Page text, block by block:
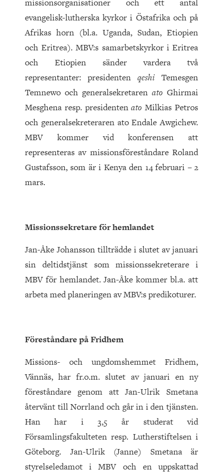
missionsorganisationer och ett antal
evangelisk-lutherska kyrkor i Östafrika och på
Afrikas horn (bl.a. Uganda, Sudan, Etiopien
och Eritrea). MBV:s samarbetskyrkor i Eritrea
och Etiopien sänder vardera två
representanter: presidenten qeshi Temesgen
Temnewo och generalsekretaren ato Ghirmai
Mesghena resp. presidentenatoMilkias Petros
och generalsekreteraren ato Endale Awgichew.
MBV kommer vid konferensen att
representeras av missionsföreståndare Roland
Gustafsson, som är i Kenya den 14 februari – 2
mars.
Missionssekretare för hemlandet
Jan-Åke Johansson tillträdde i slutet av januari
sin deltidstjänst som missionssekreterare i
MBV för hemlandet. Jan-Åke kommer bl.a. att
arbeta med planeringen av MBV:s predikoturer.
Föreståndare på Fridhem
Missions- och ungdomshemmet Fridhem,
Vännäs, har fr.o.m. slutet av januari en ny
föreståndare genom att Jan-Ulrik Smetana
återvänt till Norrland och går in i den tjänsten.
Han har i 3,5 år studerat vid
Församlingsfakulteten resp. Lutherstiftelsen i
Göteborg. Jan-Ulrik (Janne) Smetana är
styrelseledamot i MBV och en uppskattad